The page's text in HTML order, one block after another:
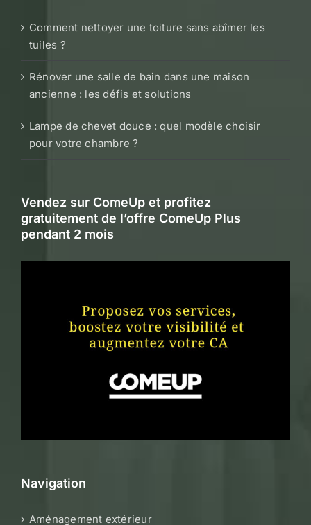
Comment nettoyer une toiture sans abîmer les
tuiles ?
Rénover une salle de bain dans une maison
ancienne : les défis et solutions
Lampe de chevet douce : quel modèle choisir
pour votre chambre ?
Vendez sur ComeUp et profitez
gratuitement de l’offre ComeUp Plus
pendant 2 mois
Navigation
Aménagement extérieur